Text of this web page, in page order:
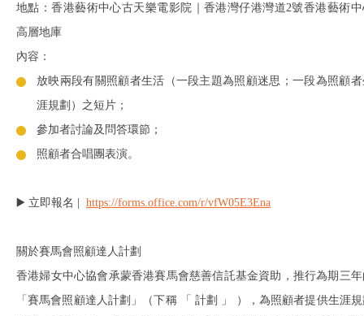
地點：香港藝術中心古天樂電影院｜香港灣仔港灣道2號香港藝術中
高層地庫
內容：
放映兩段有關照顧者生活（一段主題為照顧迷思；一段為照顧
涯規劃）之短片；
參加者討論及問答環節；
照顧者合唱團表演。
▶️ 立即報名 | https://forms.office.com/r/vfW05E3Ena
關於賽馬會照顧達人計劃
香港婦女中心協會承蒙香港賽馬會慈善信託基金資助，推行為期三
「賽馬會照顧達人計劃」（下稱 「 計劃 」 ），為照顧者提供生涯